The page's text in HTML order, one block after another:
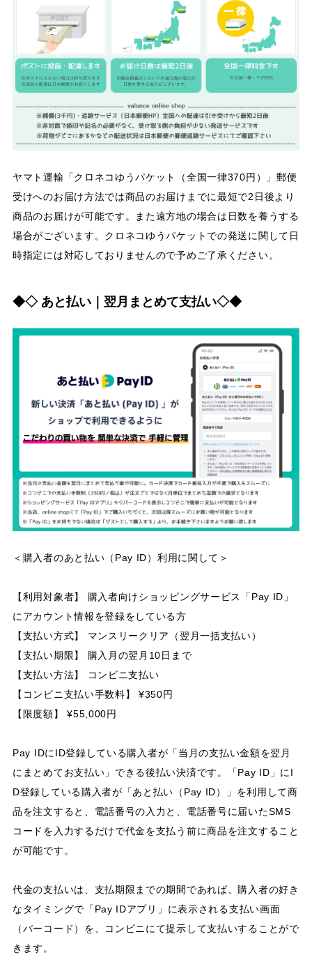
ヤマト運輸「クロネコゆうパケット（全国一律370円）」郵便
受けへのお届け方法では商品のお届けまでに最短で2日後より
商品のお届けが可能です。また遠方地の場合は日数を養うする
場合がございます。クロネコゆうパケットでの発送に関して日
時指定には対応しておりませんので予めご了承ください。
◆◇ あと払い｜翌月まとめて支払い◇◆
＜購入者のあと払い（Pay ID）利用に関して＞
【利用対象者】 購入者向けショッピングサービス「Pay ID」
にアカウント情報を登録をしている方
【支払い方式】 マンスリークリア（翌月一括支払い）
【支払い期限】 購入月の翌月10日まで
【支払い方法】 コンビニ支払い
【コンビニ支払い手数料】 ¥350円
【限度額】 ¥55,000円
Pay IDにID登録している購入者が「当月の支払い金額を翌月
にまとめてお支払い」できる後払い決済です。「Pay ID」にI
D登録している購入者が「あと払い（Pay ID）」を利用して商
品を注文すると、電話番号の入力と、電話番号に届いたSMS
コードを入力するだけで代金を支払う前に商品を注文すること
が可能です。
代金の支払いは、支払期限までの期間であれば、購入者の好き
なタイミングで「Pay IDアプリ」に表示される支払い画面
（バーコード）を、コンビニにて提示して支払いすることがで
きます。